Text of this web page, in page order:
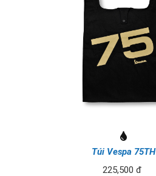
Túi Vespa 75TH
225,500 đ